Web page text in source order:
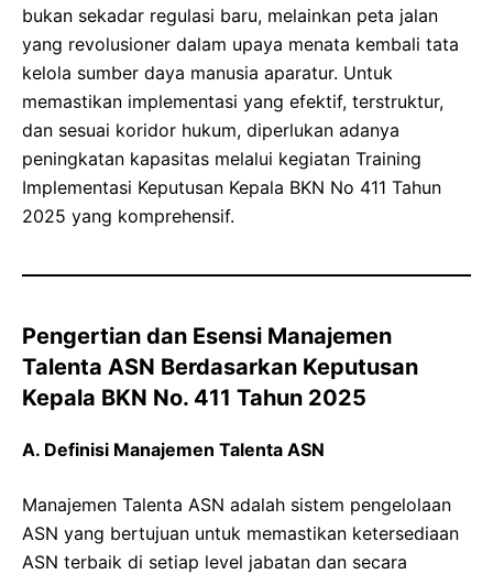
bukan sekadar regulasi baru, melainkan peta jalan
yang revolusioner dalam upaya menata kembali tata
kelola sumber daya manusia aparatur. Untuk
memastikan implementasi yang efektif, terstruktur,
dan sesuai koridor hukum, diperlukan adanya
peningkatan kapasitas melalui kegiatan Training
Implementasi Keputusan Kepala BKN No 411 Tahun
2025 yang komprehensif.
Pengertian dan Esensi Manajemen
Talenta ASN Berdasarkan Keputusan
Kepala BKN No. 411 Tahun 2025
A. Definisi Manajemen Talenta ASN
Manajemen Talenta ASN adalah sistem pengelolaan
ASN yang bertujuan untuk memastikan ketersediaan
ASN terbaik di setiap level jabatan dan secara